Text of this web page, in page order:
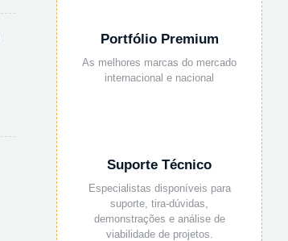
Portfólio Premium
As melhores marcas do mercado
internacional e nacional
Suporte Técnico
Especialistas disponíveis para
suporte, tira-dúvidas,
demonstrações e análise de
viabilidade de projetos.